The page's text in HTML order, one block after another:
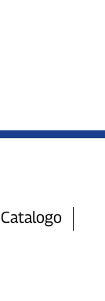
Catalogo